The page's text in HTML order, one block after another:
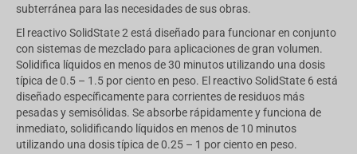
subterránea para las necesidades de sus obras.
El reactivo SolidState 2 está diseñado para funcionar en conjunto
con sistemas de mezclado para aplicaciones de gran volumen.
Solidifica líquidos en menos de 30 minutos utilizando una dosis
típica de 0.5 – 1.5 por ciento en peso. El reactivo SolidState 6 está
diseñado específicamente para corrientes de residuos más
pesadas y semisólidas. Se absorbe rápidamente y funciona de
inmediato, solidificando líquidos en menos de 10 minutos
utilizando una dosis típica de 0.25 – 1 por ciento en peso.